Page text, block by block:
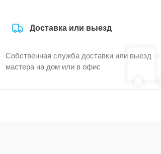
Доставка или выезд
Собственная служба доставки или выезд
мастера на дом или в офис